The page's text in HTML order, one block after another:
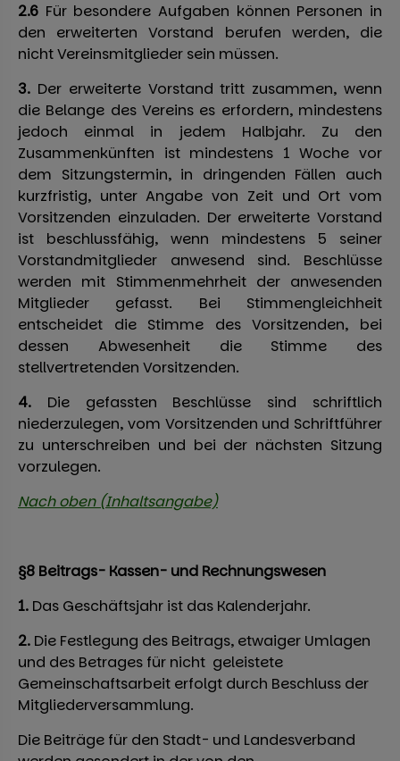
2.6 Für besondere Aufgaben können Personen in
den erweiterten Vorstand berufen werden, die
nicht Vereinsmitglieder sein müssen.
3. Der erweiterte Vorstand tritt zusammen, wenn
die Belange des Vereins es erfordern, mindestens
jedoch einmal in jedem Halbjahr. Zu den
Zusammenkünften ist mindestens 1 Woche vor
dem Sitzungstermin, in dringenden Fällen auch
kurzfristig, unter Angabe von Zeit und Ort vom
Vorsitzenden einzuladen. Der erweiterte Vorstand
ist beschlussfähig, wenn mindestens 5 seiner
Vorstandmitglieder anwesend sind. Beschlüsse
werden mit Stimmenmehrheit der anwesenden
Mitglieder gefasst. Bei Stimmengleichheit
entscheidet die Stimme des Vorsitzenden, bei
dessen Abwesenheit die Stimme des
stellvertretenden Vorsitzenden.
4. Die gefassten Beschlüsse sind schriftlich
niederzulegen, vom Vorsitzenden und Schriftführer
zu unterschreiben und bei der nächsten Sitzung
vorzulegen.
Nach oben (Inhaltsangabe)
§8 Beitrags- Kassen- und Rechnungswesen
1. Das Geschäftsjahr ist das Kalenderjahr.
2. Die Festlegung des Beitrags, etwaiger Umlagen
und des Betrages für nicht geleistete
Gemeinschaftsarbeit erfolgt durch Beschluss der
Mitgliederversammlung.
Die Beiträge für den Stadt- und Landesverband